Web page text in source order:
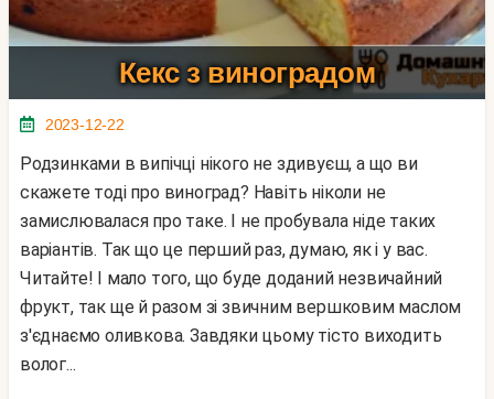
Кекс з виноградом
2023-12-22
Родзинками в випічці нікого не здивуєш, а що ви
скажете тоді про виноград? Навіть ніколи не
замислювалася про таке. І не пробувала ніде таких
варіантів. Так що це перший раз, думаю, як і у вас.
Читайте! І мало того, що буде доданий незвичайний
фрукт, так ще й разом зі звичним вершковим маслом
з'єднаємо оливкова. Завдяки цьому тісто виходить
волог...